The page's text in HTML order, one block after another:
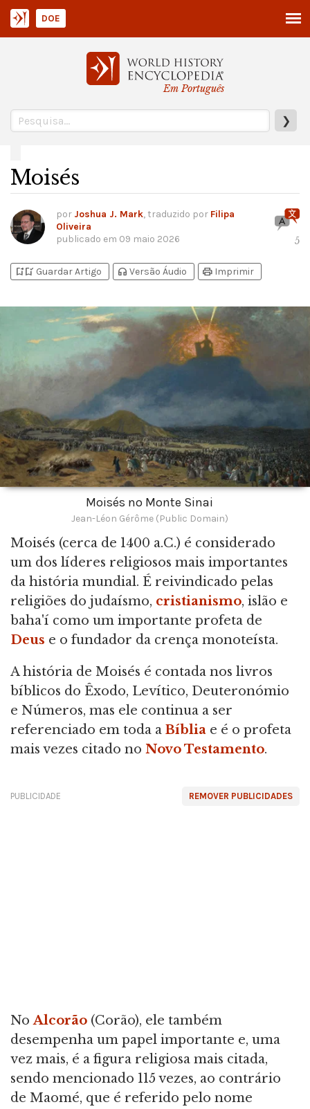
Em Português
❯
DOE
Moisés
por Joshua J. Mark, traduzido por Filipa
Oliveira
publicado em 09 maio 2026 5
bookmark_addbookmark_added Guardar Artigo headphones Versão Áudio print Imprimir
Moisés no Monte Sinai
Jean-Léon Gérôme (Public Domain)
Moisés (cerca de 1400 a.C.) é considerado
um dos líderes religiosos mais importantes
da história mundial. É reivindicado pelas
religiões do judaísmo, cristianismo, islão e
baha'í como um importante profeta de
Deus e o fundador da crença monoteísta.
A história de Moisés é contada nos livros
bíblicos do Êxodo, Levítico, Deuteronómio
e Números, mas ele continua a ser
referenciado em toda a Bíblia e é o profeta
mais vezes citado no Novo Testamento.
REMOVER PUBLICIDADES
PUBLICIDADE
NoAlcorão (Corão), ele também
desempenha um papel importante e, uma
vez mais, é a figura religiosa mais citada,
sendo mencionado 115 vezes, ao contrário
de Maomé, que é referido pelo nome